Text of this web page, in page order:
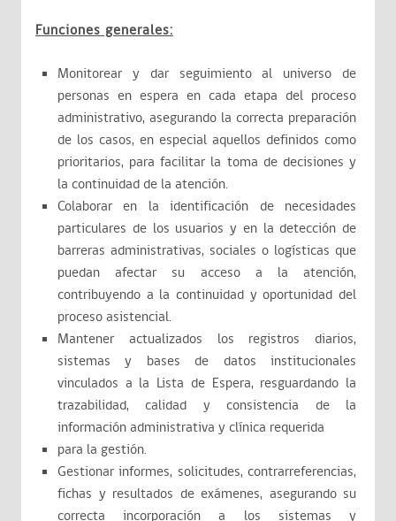
Funciones generales:
Monitorear y dar seguimiento al universo de
personas en espera en cada etapa del proceso
administrativo, asegurando la correcta preparación
de los casos, en especial aquellos definidos como
prioritarios, para facilitar la toma de decisiones y
la continuidad de la atención.
Colaborar en la identificación de necesidades
particulares de los usuarios y en la detección de
barreras administrativas, sociales o logísticas que
puedan afectar su acceso a la atención,
contribuyendo a la continuidad y oportunidad del
proceso asistencial.
Mantener actualizados los registros diarios,
sistemas y bases de datos institucionales
vinculados a la Lista de Espera, resguardando la
trazabilidad, calidad y consistencia de la
información administrativa y clínica requerida
para la gestión.
Gestionar informes, solicitudes, contrarreferencias,
fichas y resultados de exámenes, asegurando su
correcta incorporación a los sistemas y